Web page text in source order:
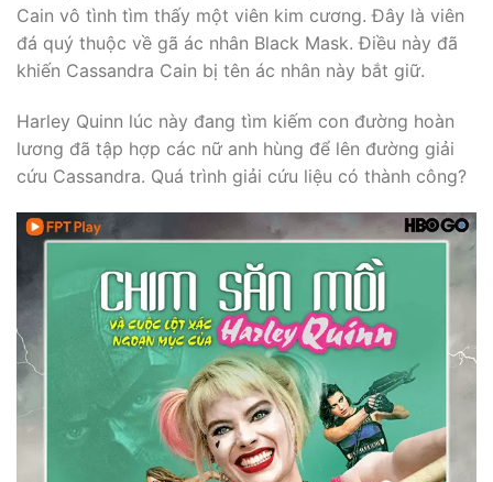
Cain vô tình tìm thấy một viên kim cương. Đây là viên
đá quý thuộc về gã ác nhân Black Mask. Điều này đã
khiến Cassandra Cain bị tên ác nhân này bắt giữ.
Harley Quinn lúc này đang tìm kiếm con đường hoàn
lương đã tập hợp các nữ anh hùng để lên đường giải
cứu Cassandra. Quá trình giải cứu liệu có thành công?